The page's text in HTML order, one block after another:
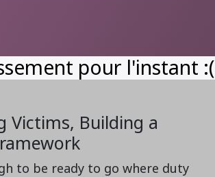
pour l'instant :(
Victims, Building a
to be ready to go where duty